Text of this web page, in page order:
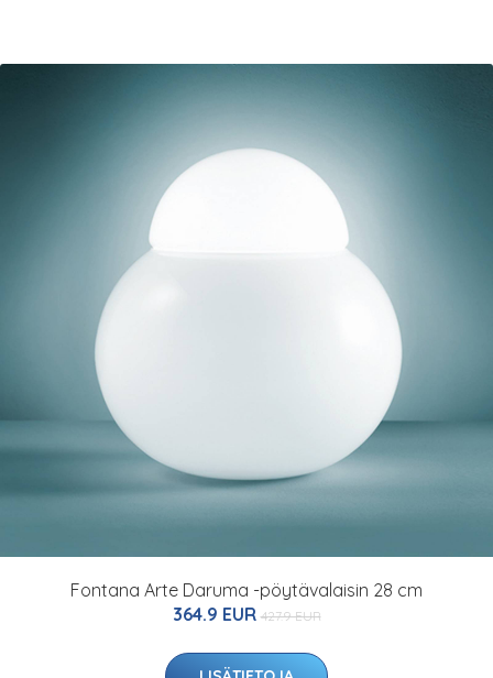
Fontana Arte Daruma -pöytävalaisin 28 cm
364.9 EUR 427.9 EUR